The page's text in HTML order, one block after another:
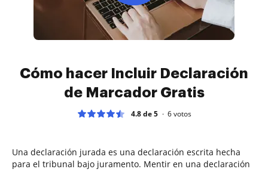
Cómo hacer Incluir Declaración
de Marcador Gratis
4.8 de 5 6votos
Una declaración jurada es una declaración escrita hecha
para el tribunal bajo juramento. Mentir en una declaración